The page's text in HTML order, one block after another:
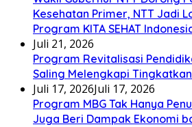
Kesehatan Primer, NTT Jadi
Program KITA SEHAT
Juli 21, 2026
Program Revitalisasi
Saling Melengkapi Tingkatkan
Juli 17, 2026Juli 17, 2026
Program MBG Tak Hanya
Juga Beri Dampak Ekonomi